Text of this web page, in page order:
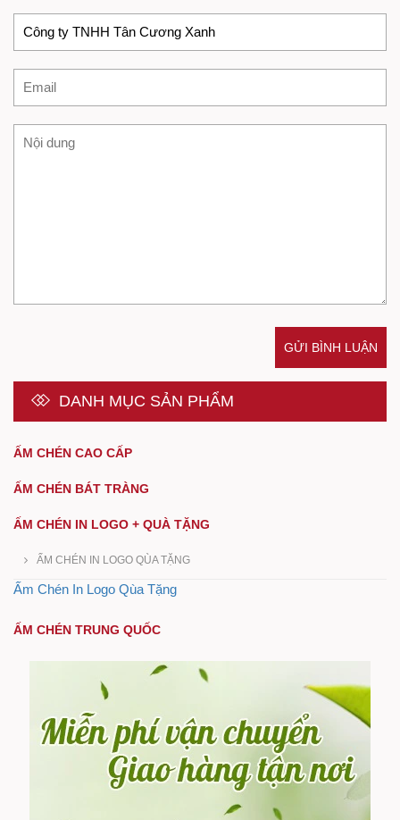
GỬI BÌNH LUẬN
DANH MỤC SẢN PHẨM
ẤM CHÉN CAO CẤP
ẤM CHÉN BÁT TRÀNG
ẤM CHÉN IN LOGO + QUÀ TẶNG
ẤM CHÉN IN LOGO QÙA TẶNG
Ấm Chén In Logo Qùa Tặng
ẤM CHÉN TRUNG QUỐC